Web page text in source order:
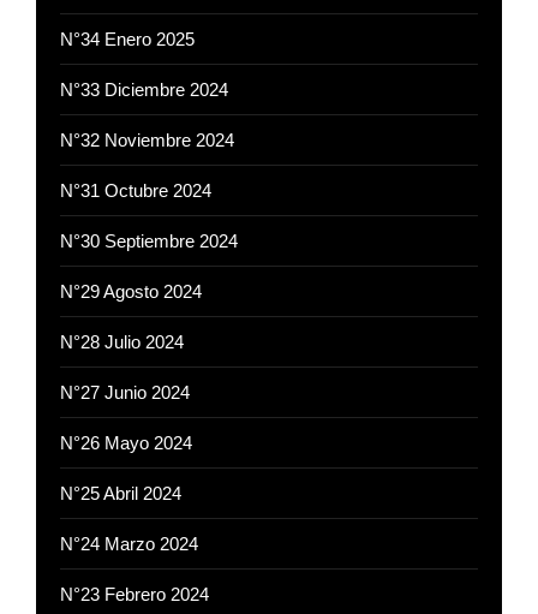
N°34 Enero 2025
N°33 Diciembre 2024
N°32 Noviembre 2024
N°31 Octubre 2024
N°30 Septiembre 2024
N°29 Agosto 2024
N°28 Julio 2024
N°27 Junio 2024
N°26 Mayo 2024
N°25 Abril 2024
N°24 Marzo 2024
N°23 Febrero 2024